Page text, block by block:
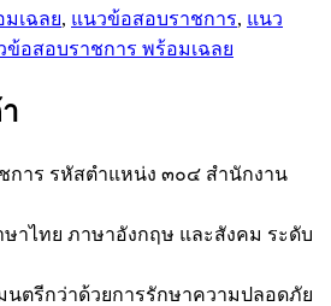
เฉลย, แนวข้อสอบราชการ, แนว
ข้อสอบราชการ พร้อมเฉลย
การ รหัสตำแหน่ง ๓๐๔ สำนักงาน
าไทย ภาษาอังกฤษ และสังคม ระดับ
นตรีกว่าด้วยการรักษาความปลอดภัย